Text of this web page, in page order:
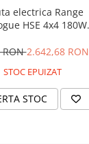
electrica Range
HSE 4x4 180W
RON2.642,68 RON
STOC EPUIZAT
STOC